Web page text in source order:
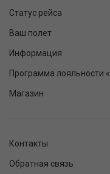
Статус рейса
Ваш полет
Информация
Программа лояльности
Магазин
Контакты
Обратная связь